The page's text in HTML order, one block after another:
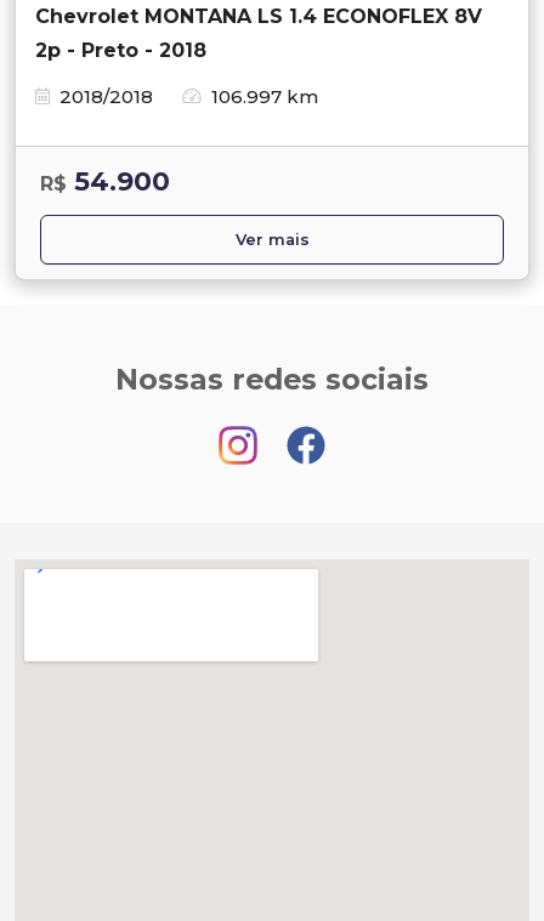
Chevrolet MONTANA LS 1.4 ECONOFLEX 8V
2p - Preto - 2018
2018/2018
106.997 km
R$ 54.900
Ver mais
Nossas redes sociais